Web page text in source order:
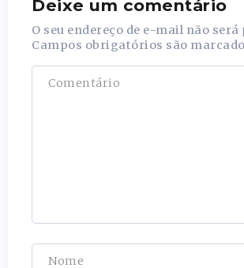
Deixe um comentário
O seu endereço de e-mail não
Campos obrigatórios são